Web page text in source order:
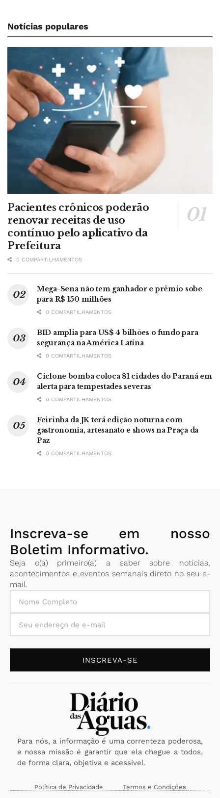
Notícias populares
Pacientes crônicos poderão
renovar receitas de uso
contínuo pelo aplicativo da
Prefeitura
0 COMPARTILHAMENTOS
Mega-Sena não tem ganhador e prêmio sobe
para R$ 150 milhões
0 COMPARTILHAMENTOS
BID amplia para US$ 4 bilhões o fundo para
segurança na América Latina
0 COMPARTILHAMENTOS
Ciclone bomba coloca 81 cidades do Paraná em
alerta para tempestades severas
0 COMPARTILHAMENTOS
Feirinha da JK terá edição noturna com
gastronomia, artesanato e shows na Praça da
Paz
0 COMPARTILHAMENTOS
Inscreva-se em nosso
Boletim Informativo.
Seja o(a) primeiro(a) a saber sobre notícias,
acontecimentos e eventos semanais direto no seu e-
mail.
INSCREVA-SE
Para nós, a informação é uma correnteza poderosa,
e nossa missão é garantir que ela chegue a todos,
de forma clara, objetiva e acessível.
Política de Privacidade Termos e Condições